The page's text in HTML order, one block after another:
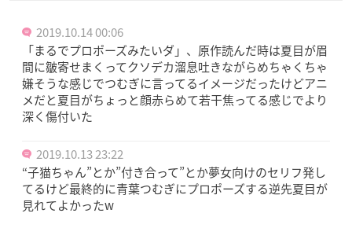
2019.10.14 00:06
「まるでプロポーズみたいダ」、原作読んだ時は夏目が眉
間に皺寄せまくってクソデカ溜息吐きながらめちゃくちゃ
嫌そうな感じでつむぎに言ってるイメージだったけどアニ
メだと夏目がちょっと顔赤らめて若干焦ってる感じでより
深く傷付いた
2019.10.13 23:22
“子猫ちゃん”とか”付き合って”とか夢女向けのセリフ発し
てるけど最終的に青葉つむぎにプロポーズする逆先夏目が
見れてよかったw